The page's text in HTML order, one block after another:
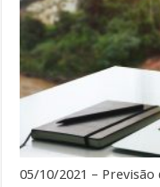
05/10/2021 –